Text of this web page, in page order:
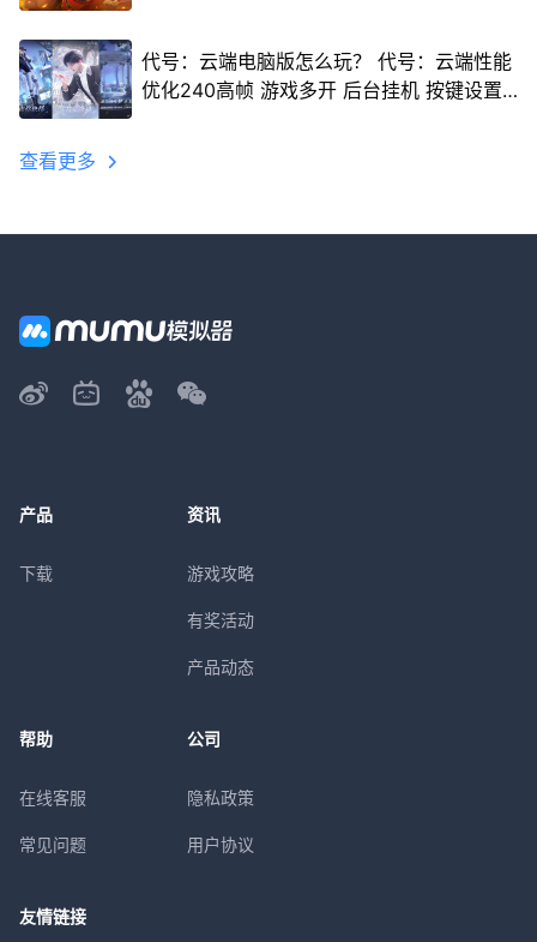
代号：云端电脑版怎么玩？ 代号：云端性能
优化240高帧 游戏多开 后台挂机 按键设置
查看更多
产品
下载
资讯
游戏攻略
有奖活动
产品动态
帮助
在线客服
常见问题
公司
隐私政策
用户协议
友情链接